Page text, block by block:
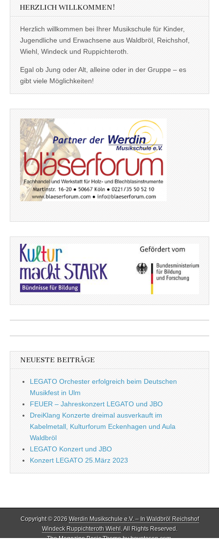
HERZLICH WILLKOMMEN!
Herzlich willkommen bei Ihrer Musikschule für Kinder,
Jugendliche und Erwachsene aus Waldbröl, Reichshof,
Wiehl, Windeck und Ruppichteroth.
Egal ob Jung oder Alt, alleine oder in der Gruppe – es
gibt viele Möglichkeiten!
NEUESTE BEITRÄGE
LEGATO Orchester erfolgreich beim Deutschen
Musikfest in Ulm
FEUER – Jahreskonzert LEGATO und JBO
DreiKlang Konzerte dreimal ausverkauft im
Kabelmetall, Kulturforum Eckenhagen und Aula
Waldbröl
LEGATO Konzert und JBO
Konzert LEGATO 25.März 2023
Copyright © 2026 Werdin Musikschule e.V. – In Waldbröl Reichshof
Windeck Ruppichteroth Wiehl. All Rights Reserved.
The Magazine Basic Theme bybavotasan.com.